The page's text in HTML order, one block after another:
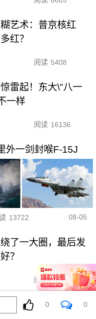
艺术：普京核红
红？
阅读 5408
雷起！东大\"八一
一样
阅读 16136
外一剑封喉F-15J
13722 08-05
了一大圈，最后发
？
阅读 13297
苗的美梦该醒了
0 0